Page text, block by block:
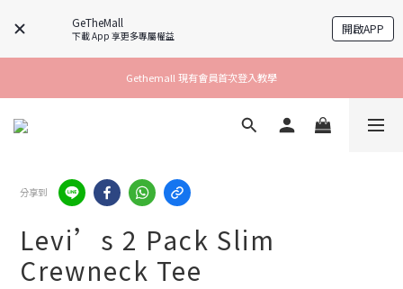
GeTheMall
下載 App 享更多專屬權益 開啟APP
Gethemall 現有會員首次登入教學
分享到
Levi’s 2 Pack Slim
Crewneck Tee